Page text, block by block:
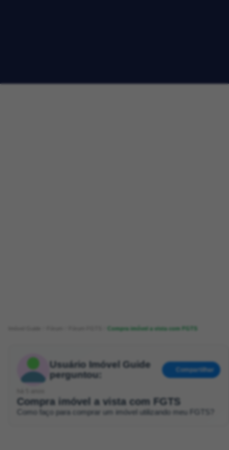
Compra imóvel a vista com FGTS
Usuário Imóvel Guide
perguntou:
Compartilhar
Compra imóvel a vista com FGTS
Como faço para comprar um imóvel utilizando meu FGTS?